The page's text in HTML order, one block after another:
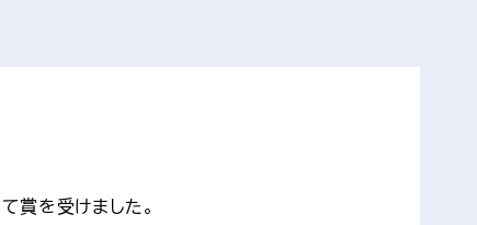
賞を受けました。